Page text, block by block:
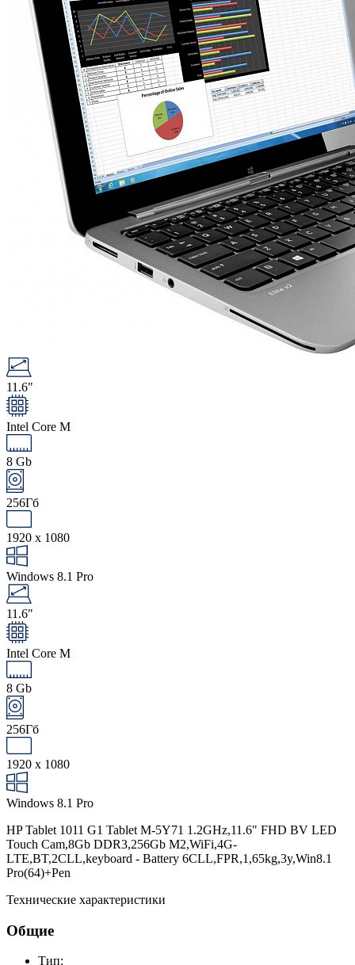
11.6"
Intel Core M
8 Gb
256Гб
1920 x 1080
Windows 8.1 Pro
11.6"
Intel Core M
8 Gb
256Гб
1920 x 1080
Windows 8.1 Pro
HP Tablet 1011 G1 Tablet M-5Y71 1.2GHz,11.6" FHD BV LED
Touch Cam,8Gb DDR3,256Gb M2,WiFi,4G-
LTE,BT,2CLL,keyboard - Battery 6CLL,FPR,1,65kg,3y,Win8.1
Pro(64)+Pen
Технические характеристики
Общие
Тип: